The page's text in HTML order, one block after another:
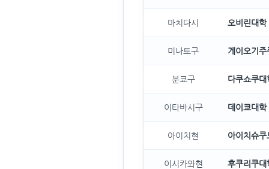
마치다시 오비린대학
미나토구 게이오기주
분쿄구 다쿠쇼쿠대
이타바시구 데이쿄대학
아이치현 아이치슈쿠
이시카와현 후쿠리쿠대